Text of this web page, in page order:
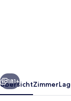
Weiter
181+
ÜbersichtZimmer